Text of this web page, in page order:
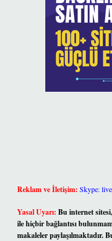
Reklam ve İletişim: Skype:
Yasal Uyarı: Bu internet
ile hiçbir bağlantısı
makaleler paylaşılmaktadır.